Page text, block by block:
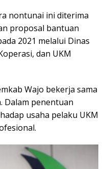
nontunai ini diterima
proposal bantuan
2021 melalui Dinas
dan UKM
Wajo bekerja sama
Dalam penentuan
usaha pelaku UKM